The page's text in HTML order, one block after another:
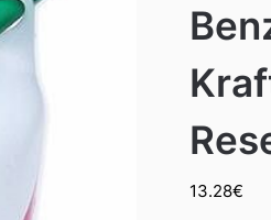
13.28€